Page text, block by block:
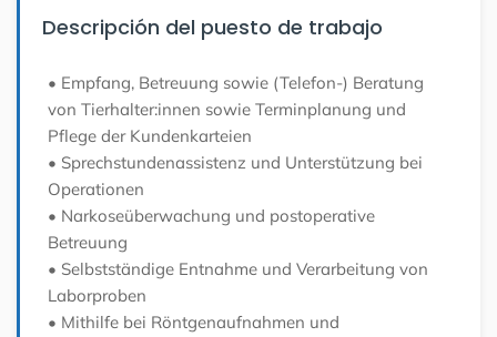
Descripción del puesto de trabajo
• Empfang, Betreuung sowie (Telefon-) Beratung
von Tierhalter:innen sowie Terminplanung und
Pflege der Kundenkarteien
• Sprechstundenassistenz und Unterstützung bei
Operationen
• Narkoseüberwachung und postoperative
Betreuung
• Selbstständige Entnahme und Verarbeitung von
Laborproben
• Mithilfe bei Röntgenaufnahmen und